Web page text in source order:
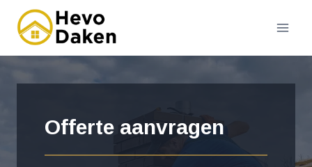
Doorgaan
naar
inhoud
Offerte aanvragen